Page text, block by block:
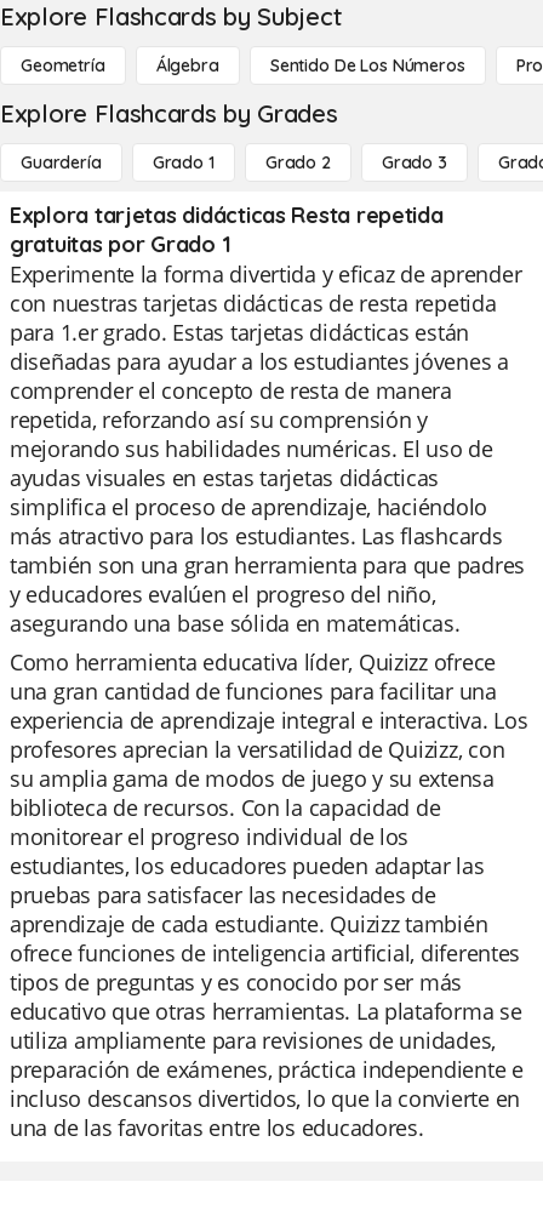
Explore Flashcards by Subject
Geometría Álgebra Sentido De Los Números
Explore Flashcards by Grades
Guardería Grado 1 Grado 2 Grado 3
Explora tarjetas didácticas Resta repetida
gratuitas por Grado 1
Experimente la forma divertida y eficaz de aprender
con nuestras tarjetas didácticas de resta repetida
para 1.er grado. Estas tarjetas didácticas están
diseñadas para ayudar a los estudiantes jóvenes a
comprender el concepto de resta de manera
repetida, reforzando así su comprensión y
mejorando sus habilidades numéricas. El uso de
ayudas visuales en estas tarjetas didácticas
simplifica el proceso de aprendizaje, haciéndolo
más atractivo para los estudiantes. Las flashcards
también son una gran herramienta para que padres
y educadores evalúen el progreso del niño,
asegurando una base sólida en matemáticas.
Como herramienta educativa líder, Quizizz ofrece
una gran cantidad de funciones para facilitar una
experiencia de aprendizaje integral e interactiva. Los
profesores aprecian la versatilidad de Quizizz, con
su amplia gama de modos de juego y su extensa
biblioteca de recursos. Con la capacidad de
monitorear el progreso individual de los
estudiantes, los educadores pueden adaptar las
pruebas para satisfacer las necesidades de
aprendizaje de cada estudiante. Quizizz también
ofrece funciones de inteligencia artificial, diferentes
tipos de preguntas y es conocido por ser más
educativo que otras herramientas. La plataforma se
utiliza ampliamente para revisiones de unidades,
preparación de exámenes, práctica independiente e
incluso descansos divertidos, lo que la convierte en
una de las favoritas entre los educadores.